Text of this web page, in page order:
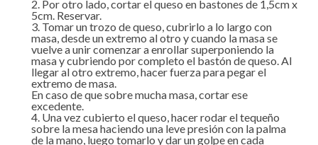
Por otro lado, cortar el queso en bastones de 1,5cm x
5cm. Reservar.
Tomar un trozo de queso, cubrirlo a lo largo con
masa, desde un extremo al otro y cuando la masa se
vuelve a unir comenzar a enrollar superponiendo la
masa y cubriendo por completo el bastón de queso. Al
llegar al otro extremo, hacer fuerza para pegar el
extremo de masa.
En caso de que sobre mucha masa, cortar ese
excedente.
Una vez cubierto el queso, hacer rodar el tequeño
sobre la mesa haciendo una leve presión con la palma
de la mano, luego tomarlo y dar un golpe en cada